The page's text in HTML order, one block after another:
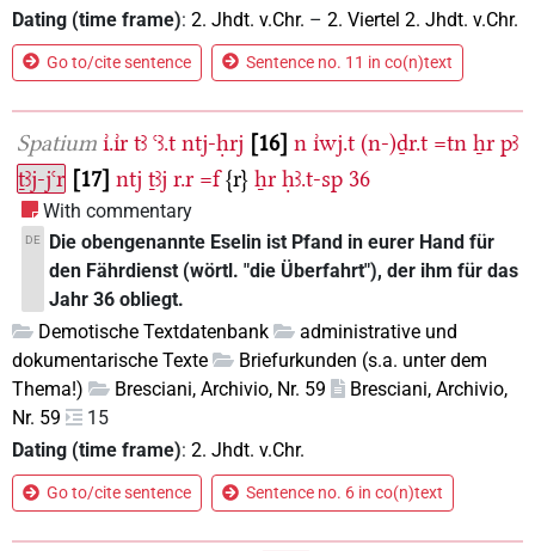
Dating (time frame): 2. Jhdt. v.Chr. – 2. Viertel 2. Jhdt. v.Chr.
Go to/cite sentence Sentence no. 11 in co(n)text
Spatium ı͗.ı͗r tꜣ ꜥꜣ.t ntj-ḥrj 16 n ı͗wj.t (n-)ḏr.t =tn ẖr pꜣ
ṯꜣj-jꜥr 17 ntj ṯꜣj r.r =f {r} ẖr ḥꜣ.t-sp 36
With commentary
DE
Die obengenannte Eselin ist Pfand in eurer Hand für
den Fährdienst (wörtl. "die Überfahrt"), der ihm für das
Jahr 36 obliegt.
Demotische Textdatenbank
administrative und
dokumentarische Texte
Briefurkunden (s.a. unter dem
Thema!)
Bresciani, Archivio, Nr. 59
Bresciani, Archivio,
Nr. 59
15
Dating (time frame): 2. Jhdt. v.Chr.
Go to/cite sentence Sentence no. 6 in co(n)text